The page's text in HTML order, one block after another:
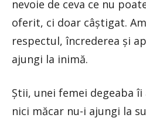
nevoie de ceva ce nu
oferit, ci doar câștigat.
respectul, încrederea și
ajungi la inimă.
Știi, unei femei degeaba
nici măcar nu-i ajungi la